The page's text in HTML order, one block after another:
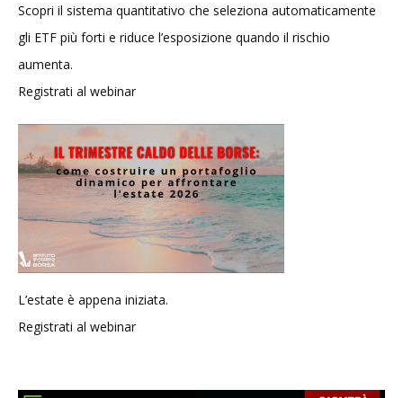
Scopri il sistema quantitativo che seleziona automaticamente
gli ETF più forti e riduce l’esposizione quando il rischio
aumenta.
Registrati al webinar
L’estate è appena iniziata.
Registrati al webinar